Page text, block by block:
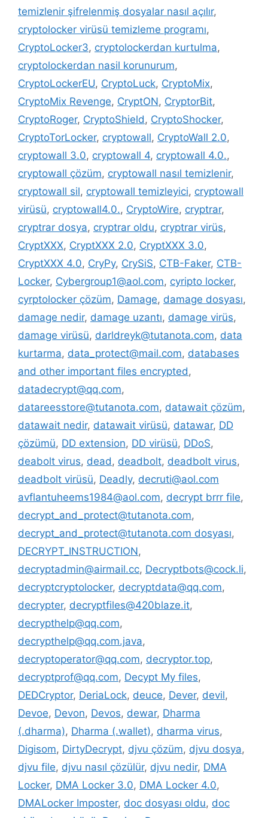
temizlenir şifrelenmiş dosyalar nasıl açılır,
cryptolocker virüsü temizleme programı,
CryptoLocker3, cryptolockerdan kurtulma,
cryptolockerdan nasil korunurum,
CryptoLockerEU, CryptoLuck, CryptoMix,
CryptoMix Revenge, CryptON, CryptorBit,
CryptoRoger, CryptoShield, CryptoShocker,
CryptoTorLocker, cryptowall, CryptoWall 2.0,
cryptowall 3.0, cryptowall 4, cryptowall 4.0.,
cryptowall çözüm, cryptowall nasıl temizlenir,
cryptowall sil, cryptowall temizleyici, cryptowall
virüsü, cryptowall4.0., CryptoWire, cryptrar,
cryptrar dosya, cryptrar oldu, cryptrar virüs,
CryptXXX, CryptXXX 2.0, CryptXXX 3.0,
CryptXXX 4.0, CryPy, CrySiS, CTB-Faker, CTB-
Locker, Cybergroup1@aol.com, cyripto locker,
cyrptolocker çözüm, Damage, damage dosyası,
damage nedir, damage uzantı, damage virüs,
damage virüsü, darldreyk@tutanota.com, data
kurtarma, data_protect@mail.com, databases
and other important files encrypted,
datadecrypt@qq.com,
datareesstore@tutanota.com, datawait çözüm,
datawait nedir, datawait virüsü, datawar, DD
çözümü, DD extension, DD virüsü, DDoS,
deabolt virus, dead, deadbolt, deadbolt virus,
deadbolt virüsü, Deadly, decruti@aol.com
avflantuheems1984@aol.com, decrypt brrr file,
decrypt_and_protect@tutanota.com,
decrypt_and_protect@tutanota.com dosyası,
DECRYPT_INSTRUCTION,
decryptadmin@airmail.cc, Decryptbots@cock.li,
decryptcryptolocker, decryptdata@qq.com,
decrypter, decryptfiles@420blaze.it,
decrypthelp@qq.com,
decrypthelp@qq.com.java,
decryptoperator@qq.com, decryptor.top,
decryptprof@qq.com, Decypt My files,
DEDCryptor, DeriaLock, deuce, Dever, devil,
Devoe, Devon, Devos, dewar, Dharma
(.dharma), Dharma (.wallet), dharma virus,
Digisom, DirtyDecrypt, djvu çözüm, djvu dosya,
djvu file, djvu nasıl çözülür, djvu nedir, DMA
Locker, DMA Locker 3.0, DMA Locker 4.0,
DMALocker Imposter, doc dosyası oldu, doc